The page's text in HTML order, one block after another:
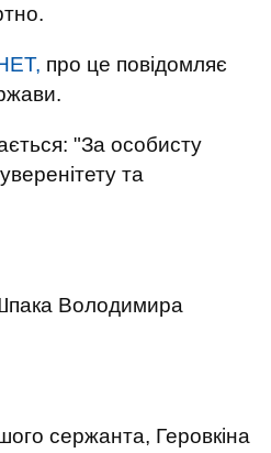
про це повідомляє
"За особисту
та
Володимира
сержанта, Геровкіна